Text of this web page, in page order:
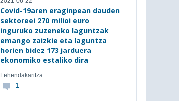
Covid-19aren eraginpean dauden
sektoreei 270 milioi euro
inguruko zuzeneko laguntzak
emango zaizkie eta laguntza
horien bidez 173 jarduera
ekonomiko estaliko dira
Lehendakaritza
1